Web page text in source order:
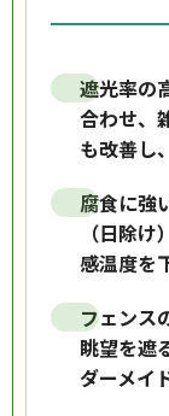
遮光率の
合わせ、
も改善し
腐食に強
（日除
感温度を
フェンス
眺望を遮
ダーメイ